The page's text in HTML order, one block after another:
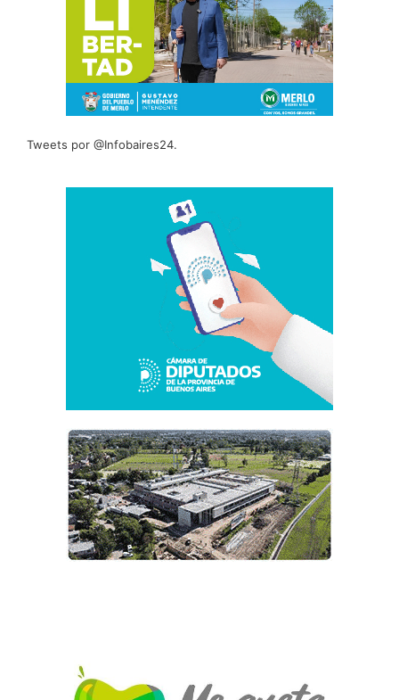
Tweets por @Infobaires24.